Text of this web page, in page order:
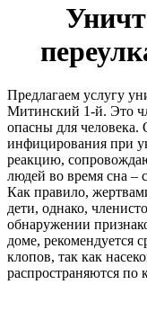
Предлагаем услугу
Митинский 1-й. Это
опасны для человека.
инфицирования при
реакцию,
людей во время сна –
Как правило,
дети, однако,
обнаружении
доме, рекомендуется
клопов, так как
распространяются по